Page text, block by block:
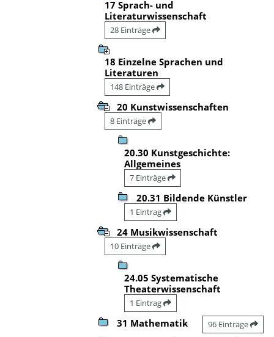
17 Sprach- und
Literaturwissenschaft
28 Einträge
18 Einzelne Sprachen und
Literaturen
148 Einträge
20 Kunstwissenschaften
8 Einträge
20.30 Kunstgeschichte:
Allgemeines
7 Einträge
20.31 Bildende Künstler
1 Eintrag
24 Musikwissenschaft
10 Einträge
24.05 Systematische
Theaterwissenschaft
1 Eintrag
31 Mathematik 96 Einträge